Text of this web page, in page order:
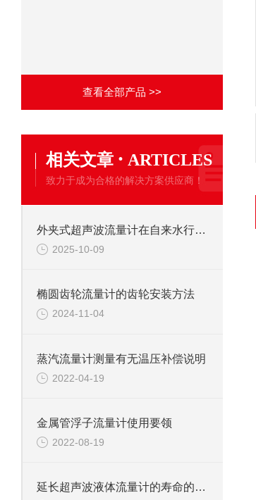
查看全部产品 >>
相关文章 · ARTICLES
致力于成为合格的解决方案供应商！
外夹式超声波流量计在自来水行业的广泛应用
2025-10-09
椭圆齿轮流量计的齿轮安装方法
2024-11-04
蒸汽流量计测量有无温压补偿说明
2022-04-19
金属管浮子流量计使用要领
2022-08-19
延长超声波液体流量计的寿命的方法